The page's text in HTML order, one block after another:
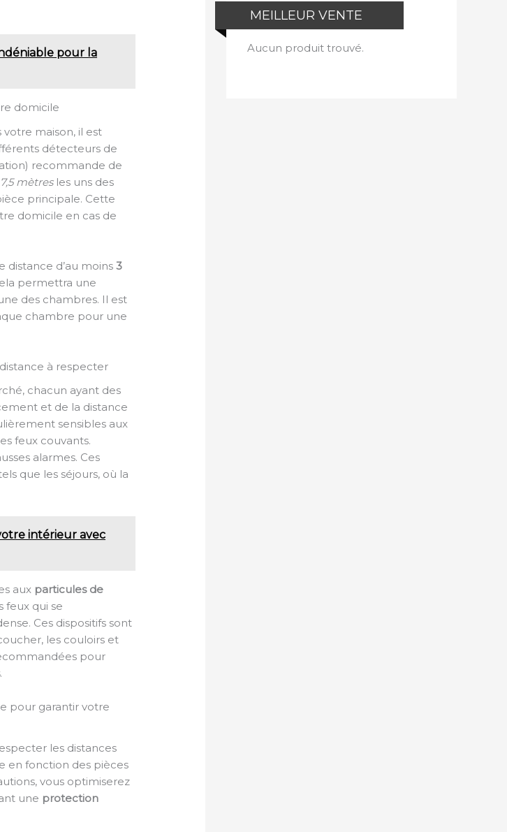
pour la
domicile
maison, il est
détecteurs de
recommande de
7,5 mètresles uns des
principale. Cette
domicile en cas de
distance d’au moins3
permettra une
des chambres. Il est
chambre pour une
à respecter
chacun ayant des
et de la distance
sensibles aux
feux couvants.
alarmes. Ces
que les séjours, où la
intérieur avec
aux particules de
qui se
Ces dispositifs sont
les couloirs et
pour
.
pour garantir votre
les distances
en fonction des pièces
vous optimiserez
une protection
MEILLEUR VENTE
Aucun produit trouvé.